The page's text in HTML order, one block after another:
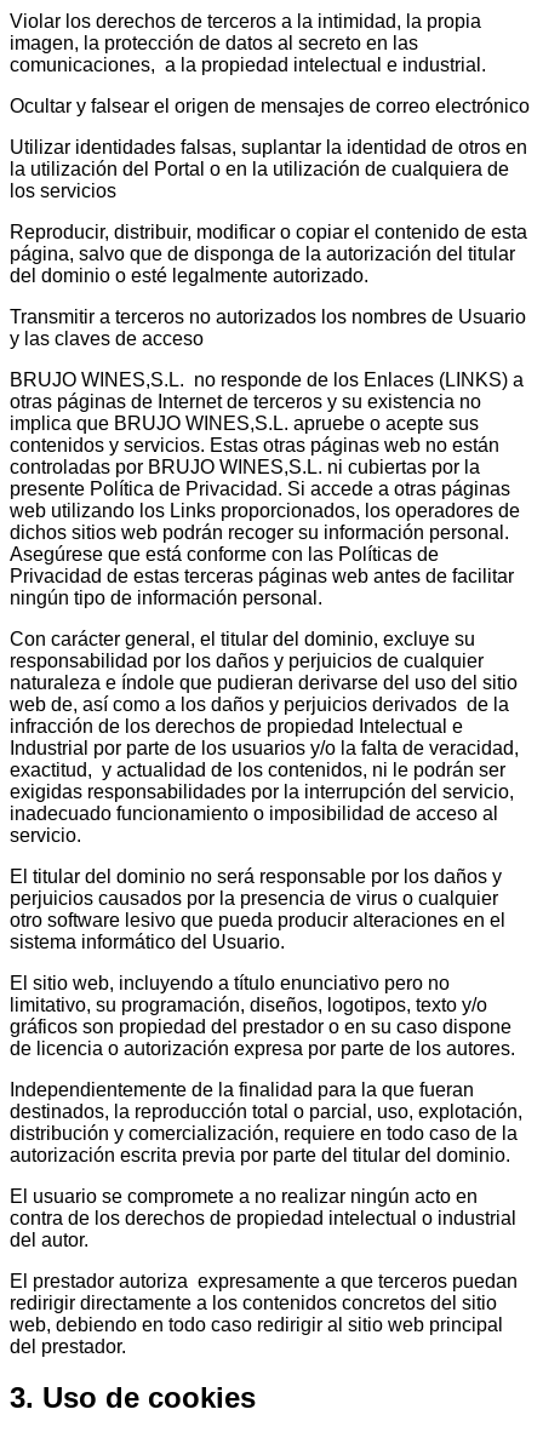
Violar los derechos de terceros a la intimidad, la propia
imagen, la protección de datos al secreto en las
comunicaciones, a la propiedad intelectual e industrial.
Ocultar y falsear el origen de mensajes de correo electrónico
Utilizar identidades falsas, suplantar la identidad de otros en
la utilización del Portal o en la utilización de cualquiera de
los servicios
Reproducir, distribuir, modificar o copiar el contenido de esta
página, salvo que de disponga de la autorización del titular
del dominio o esté legalmente autorizado.
Transmitir a terceros no autorizados los nombres de Usuario
y las claves de acceso
BRUJO WINES,S.L. no responde de los Enlaces (LINKS) a
otras páginas de Internet de terceros y su existencia no
implica que BRUJO WINES,S.L. apruebe o acepte sus
contenidos y servicios. Estas otras páginas web no están
controladas por BRUJO WINES,S.L. ni cubiertas por la
presente Política de Privacidad. Si accede a otras páginas
web utilizando los Links proporcionados, los operadores de
dichos sitios web podrán recoger su información personal.
Asegúrese que está conforme con las Políticas de
Privacidad de estas terceras páginas web antes de facilitar
ningún tipo de información personal.
Con carácter general, el titular del dominio, excluye su
responsabilidad por los daños y perjuicios de cualquier
naturaleza e índole que pudieran derivarse del uso del sitio
web de, así como a los daños y perjuicios derivados de la
infracción de los derechos de propiedad Intelectual e
Industrial por parte de los usuarios y/o la falta de veracidad,
exactitud, y actualidad de los contenidos, ni le podrán ser
exigidas responsabilidades por la interrupción del servicio,
inadecuado funcionamiento o imposibilidad de acceso al
servicio.
El titular del dominio no será responsable por los daños y
perjuicios causados por la presencia de virus o cualquier
otro software lesivo que pueda producir alteraciones en el
sistema informático del Usuario.
El sitio web, incluyendo a título enunciativo pero no
limitativo, su programación, diseños, logotipos, texto y/o
gráficos son propiedad del prestador o en su caso dispone
de licencia o autorización expresa por parte de los autores.
Independientemente de la finalidad para la que fueran
destinados, la reproducción total o parcial, uso, explotación,
distribución y comercialización, requiere en todo caso de la
autorización escrita previa por parte del titular del dominio.
El usuario se compromete a no realizar ningún acto en
contra de los derechos de propiedad intelectual o industrial
del autor.
El prestador autoriza expresamente a que terceros puedan
redirigir directamente a los contenidos concretos del sitio
web, debiendo en todo caso redirigir al sitio web principal
del prestador.
3. Uso de cookies